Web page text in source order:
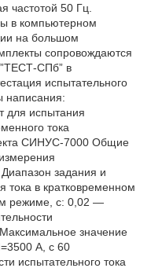
частотой 50 Гц.
в компьютерном
на большом
сопровождаются
СПб” в
испытательного
написания:
испытания
тока
СИНУС-7000 Общие
задания и
тока в кратковременном
режиме, с: 0,02 ―
значение
А, с 60
испытательного тока